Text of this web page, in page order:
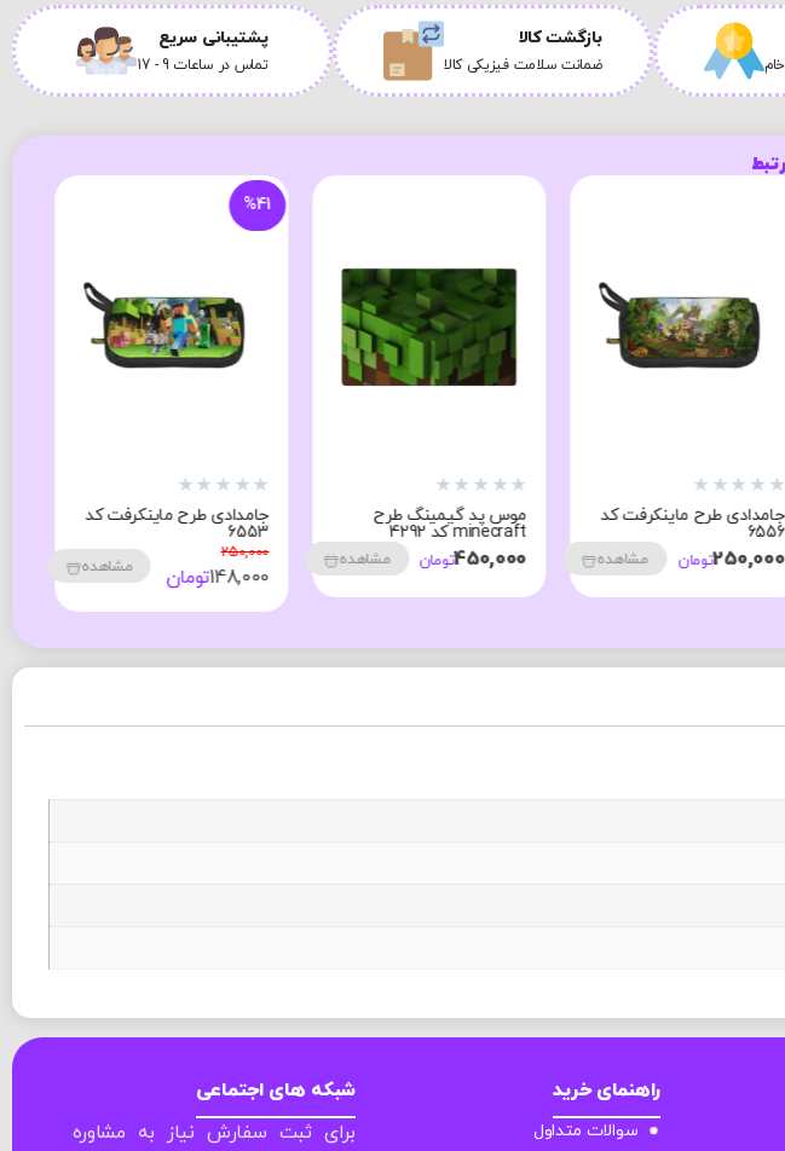
بازگشت کالا
ضمانت سلامت فیزیکی کالا
پشتیبانی سریع
تماس در ساعات 9 - 17
★
★
★
★
★
جامدادی طرح ماینکرفت کد
6556
250,000تومان مشاهده
★
★
★
★
★
موس پد گیمینگ طرح
minecraft کد 4292
450,000تومان مشاهده
%41
★
★
★
★
★
جامدادی طرح ماینکرفت کد
6553
250,000
148,000تومان مشاهده
راهنمای خرید
سوالات متداول
شبکه های اجتماعی
برای ثبت سفارش نیاز به مشاوره